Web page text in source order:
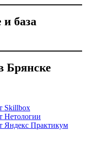
база
Брянске
Skillbox
Нетологии
Яндекс Практикум